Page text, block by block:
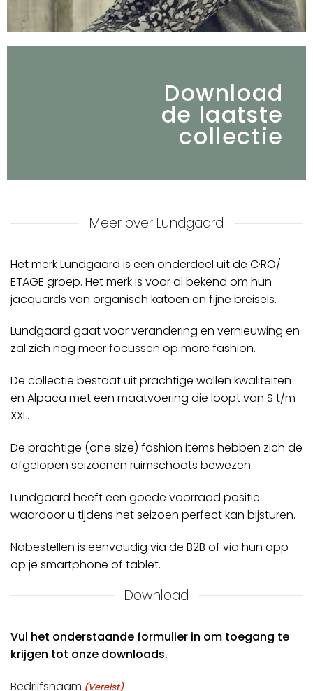
Download
de laatste
collectie
Meer over Lundgaard
Het merk Lundgaard is een onderdeel uit de C·RO/
ETAGE groep. Het merk is voor al bekend om hun
jacquards van organisch katoen en fijne breisels.
Lundgaard gaat voor verandering en vernieuwing en
zal zich nog meer focussen op more fashion.
De collectie bestaat uit prachtige wollen kwaliteiten
en Alpaca met een maatvoering die loopt van S t/m
XXL.
De prachtige (one size) fashion items hebben zich de
afgelopen seizoenen ruimschoots bewezen.
Lundgaard heeft een goede voorraad positie
waardoor u tijdens het seizoen perfect kan bijsturen.
Nabestellen is eenvoudig via de B2B of via hun app
op je smartphone of tablet.
Download
Vul het onderstaande formulier in om toegang te
krijgen tot onze downloads.
Bedrijfsnaam (Vereist)